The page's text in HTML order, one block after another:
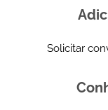
Solicitar